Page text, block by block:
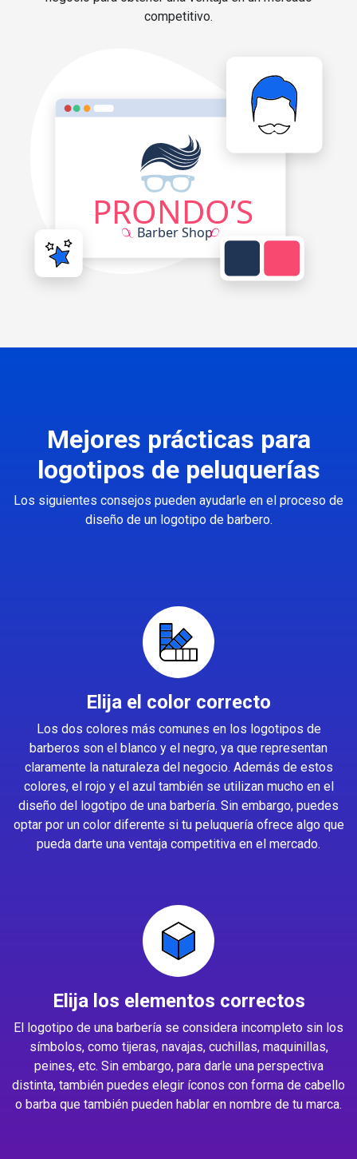
competitivo.
Mejores prácticas para
logotipos de peluquerías
Los siguientes consejos pueden ayudarle en el proceso de
diseño de un logotipo de barbero.
Elija el color correcto
Los dos colores más comunes en los logotipos de
barberos son el blanco y el negro, ya que representan
claramente la naturaleza del negocio. Además de estos
colores, el rojo y el azul también se utilizan mucho en el
diseño del logotipo de una barbería. Sin embargo, puedes
optar por un color diferente si tu peluquería ofrece algo que
pueda darte una ventaja competitiva en el mercado.
Elija los elementos correctos
El logotipo de una barbería se considera incompleto sin los
símbolos, como tijeras, navajas, cuchillas, maquinillas,
peines, etc. Sin embargo, para darle una perspectiva
distinta, también puedes elegir íconos con forma de cabello
o barba que también pueden hablar en nombre de tu marca.